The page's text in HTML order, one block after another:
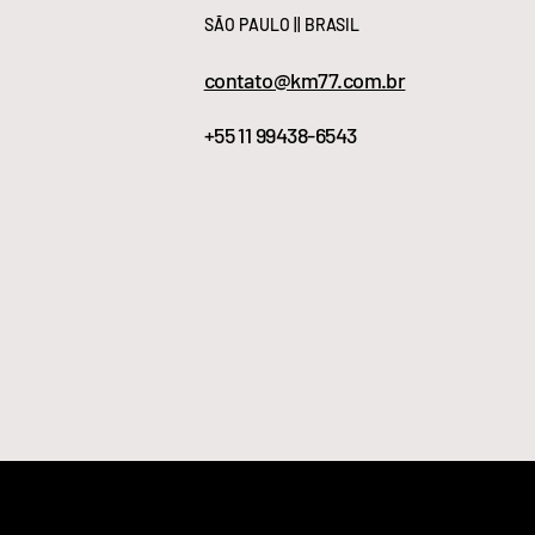
SÃO PAULO || BRASIL
contato@km77.com.br
+55 11 99438-6543